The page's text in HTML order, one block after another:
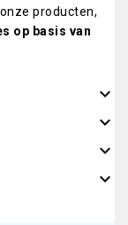
producten,
op basis van
keyboard_arrow_down


